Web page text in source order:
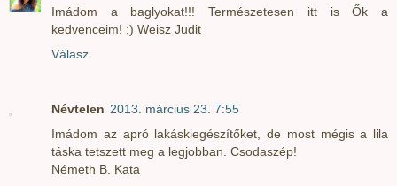
Imádom a baglyokat!!! Természetesen itt is Ők a
kedvenceim! ;) Weisz Judit
Válasz
Névtelen 2013. március 23. 7:55
Imádom az apró lakáskiegészítőket, de most mégis a lila
táska tetszett meg a legjobban. Csodaszép!
Németh B. Kata